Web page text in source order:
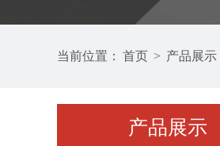
当前位置： 首页 > 产品展示
产品展示